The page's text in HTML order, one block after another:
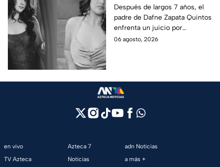
por presunto abuso
cometido en 2019 en
Tamaulipas
Después de largos 7 años, el
padre de Dafne Zapata Quintos
enfrenta un juicio por
presuntamente abusar de la
06 agosto, 2026
en vivo
TV Azteca
Azteca 7
Noticias
adn Noticias
a más +